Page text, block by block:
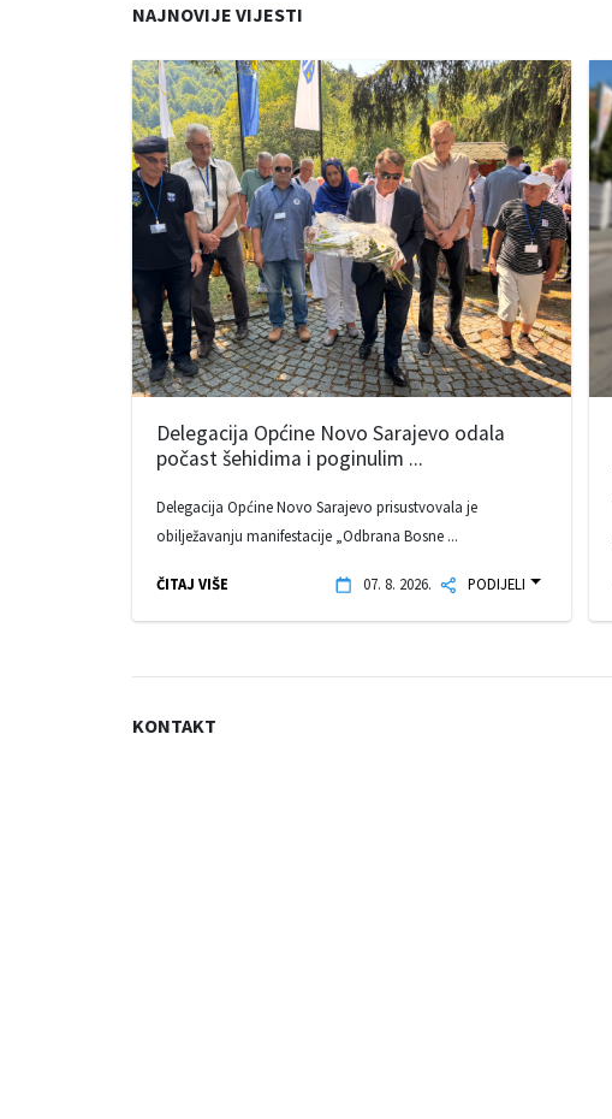
NAJNOVIJE VIJESTI
Delegacija Općine Novo Sarajevo odala
počast šehidima i poginulim ...
Delegacija Općine Novo Sarajevo prisustvovala je
obilježavanju manifestacije „Odbrana Bosne ...
ČITAJ VIŠE 07. 8. 2026. PODIJELI
KONTAKT